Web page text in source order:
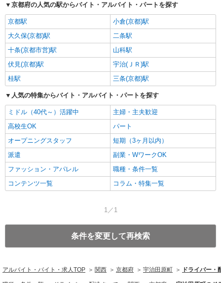
京都府の人気の駅からバイト・アルバイト・パートを探す
京都駅
小倉(京都)駅
大久保(京都)駅
二条駅
十条(京都市営)駅
山科駅
伏見(京都)駅
宇治(ＪＲ)駅
桂駅
三条(京都)駅
人気の特集からバイト・アルバイト・パートを探す
ミドル（40代～）活躍中
主婦・主夫歓迎
高校生OK
パート
オープニングスタッフ
短期（3ヶ月以内）
派遣
副業・WワークOK
ファッション・アパレル
職種・条件一覧
コンテンツ一覧
コラム・特集一覧
1／1
条件を変更して再検索
アルバイト・バイト・求人TOP 関西 京都府 宇治田原町 ドライバー